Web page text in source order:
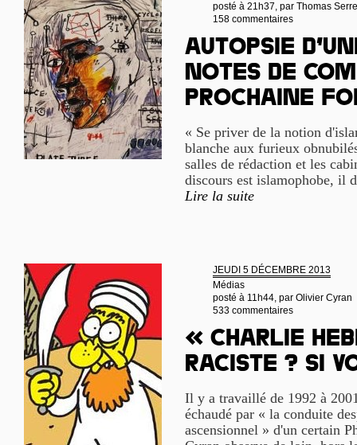
posté à 21h37, par Thomas
158 commentaires
Autopsie
notes de
prochaine
« Se priver de la notion
blanche aux furieux
salles de rédaction et les
discours est islamophobe, il
Lire la suite
JEUDI 5 DÉCEMBRE 2013
Médias
posté à 11h44, par Olivier Cyran
533 commentaires
« Charlie
raciste ? Si
Il y a travaillé de 1992 à
échaudé par « la conduite
ascensionnel » d'un certain